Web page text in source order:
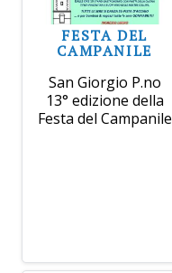
FESTA DEL
CAMPANILE
San Giorgio P.no
13° edizione della
Festa del Campanile